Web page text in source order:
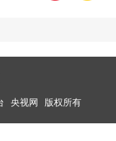
央视网 版权所有